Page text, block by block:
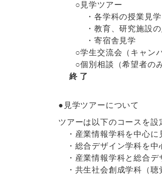
○見学ツアー
・各学科の授業見学
・教育、研究施設の
・寄宿舎見学
○学生交流会（キャンパ
○個別相談（希望者のみ
終 了
●見学ツアーについて
ツアーは以下のコースを設
・産業情報学科を中心に
・総合デザイン学科を中
・産業情報学科と総合デ
・共生社会創成学科（聴